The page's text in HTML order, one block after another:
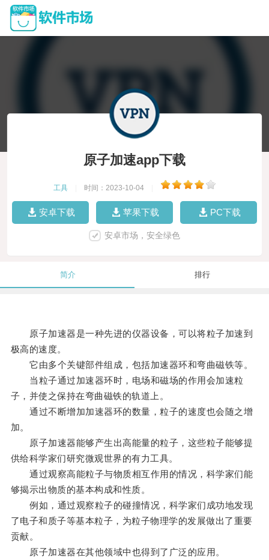
原子加速app下载
工具 时间：2023-10-04
安卓下载 苹果下载 PC下载
安卓市场，安全绿色
简介 排行
原子加速器是一种先进的仪器设备，可以将粒子加速到
极高的速度。
它由多个关键部件组成，包括加速器环和弯曲磁铁等。
当粒子通过加速器环时，电场和磁场的作用会加速粒
子，并使之保持在弯曲磁铁的轨道上。
通过不断增加加速器环的数量，粒子的速度也会随之增
加。
原子加速器能够产生出高能量的粒子，这些粒子能够提
供给科学家们研究微观世界的有力工具。
通过观察高能粒子与物质相互作用的情况，科学家们能
够揭示出物质的基本构成和性质。
例如，通过观察粒子的碰撞情况，科学家们成功地发现
了电子和质子等基本粒子，为粒子物理学的发展做出了重要
贡献。
原子加速器在其他领域中也得到了广泛的应用。